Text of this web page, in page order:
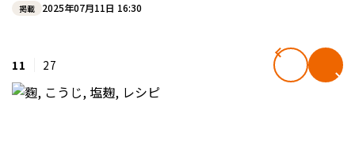
掲載 2025年07月11日 16:30
11 27